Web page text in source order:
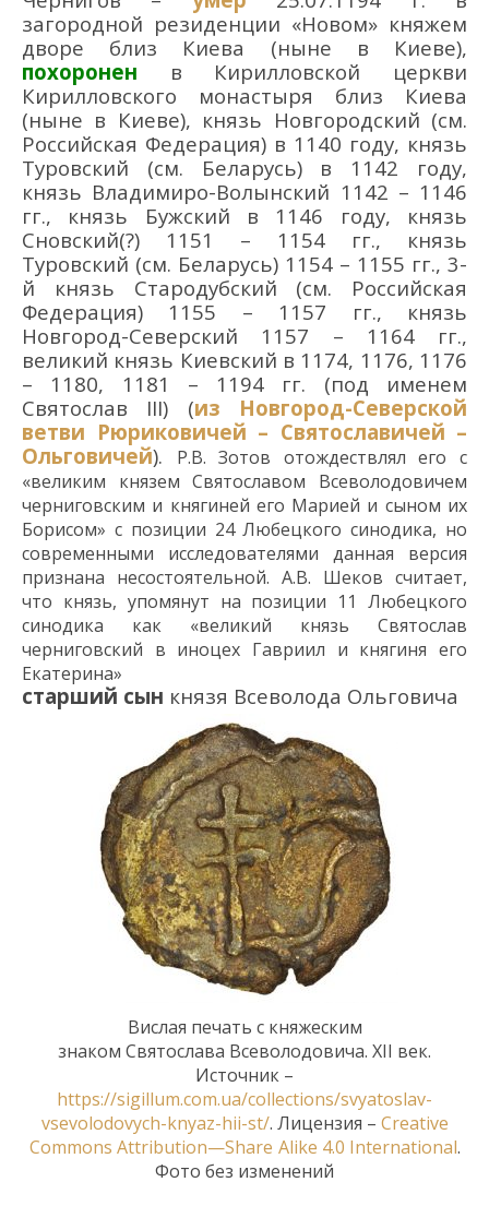
загородной резиденции «Новом» княжем
дворе близ Киева (ныне в Киеве),
похоронен в Кирилловской церкви
Кирилловского монастыря близ Киева
(ныне в Киеве), князь Новгородский (см.
Российская Федерация) в 1140 году, князь
Туровский (см. Беларусь) в 1142 году,
князь Владимиро-Волынский 1142 – 1146
гг., князь Бужский в 1146 году, князь
Сновский(?) 1151 – 1154 гг., князь
Туровский (см. Беларусь) 1154 – 1155 гг., 3-
й князь Стародубский (см. Российская
Федерация) 1155 – 1157 гг., князь
Новгород-Северский 1157 – 1164 гг.,
великий князь Киевский в 1174, 1176, 1176
– 1180, 1181 – 1194 гг. (под именем
Святослав III) (из
Новгород-Северской
ветви Рюриковичей – Святославичей –
Ольговичей).
Р.В. Зотов отождествлял его с
«великим князем Святославом Всеволодовичем
черниговским и княгиней его Марией и сыном их
Борисом» с позиции 24 Любецкого синодика, но
современными исследователями данная версия
признана несостоятельной. А.В. Шеков считает,
что князь, упомянут на позиции 11 Любецкого
синодика как «великий князь Святослав
черниговский в иноцех Гавриил и княгиня его
Екатерина»
старший сын князя Всеволода Ольговича
Вислая печать с княжеским
знаком Святослава Всеволодовича. XII век.
Источник –
https://sigillum.com.ua/collections/svyatoslav-
vsevolodovych-knyaz-hii-st/. Лицензия – Creative
Commons Attribution—Share Alike 4.0 International.
Фото без изменений